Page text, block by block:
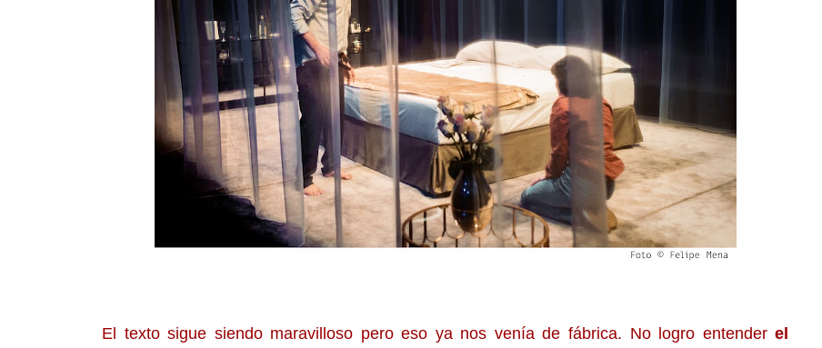
El texto sigue siendo maravilloso pero eso ya nos venía de fábrica. No logro entenderel